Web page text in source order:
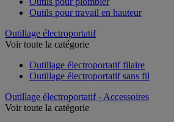
Outils pour travail en hauteur
Outillage électroportatif
Voir toute la catégorie
Outillage électroportatif filaire
Outillage électroportatif sans fil
Outillage électroportatif - Accessoires
Voir toute la catégorie